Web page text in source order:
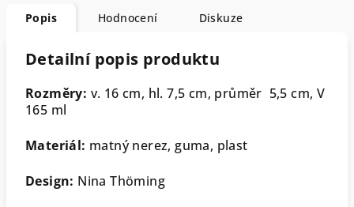
Popis Hodnocení Diskuze
Detailní popis produktu
Rozměry: v. 16 cm, hl. 7,5 cm, průměr 5,5 cm, V
165 ml
Materiál: matný nerez, guma, plast
Design: Nina Thöming